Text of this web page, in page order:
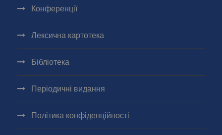
Конференції
Лексична картотека
Бібліотека
Періодичні видання
Політика конфіденційності